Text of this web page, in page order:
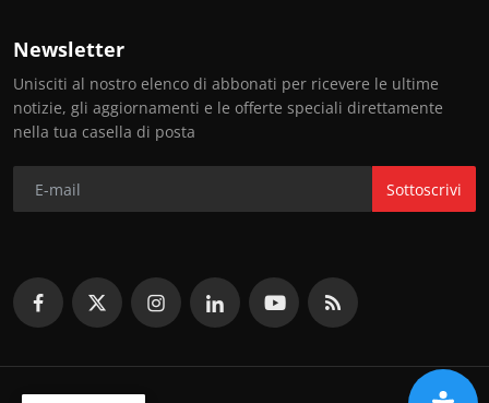
Newsletter
Unisciti al nostro elenco di abbonati per ricevere le ultime
notizie, gli aggiornamenti e le offerte speciali direttamente
nella tua casella di posta
Sottoscrivi